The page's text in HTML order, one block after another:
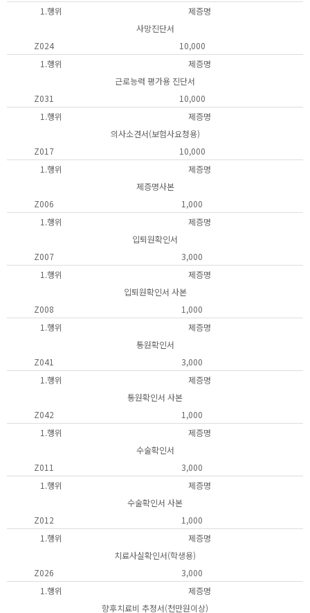
1.행위
제증명
사망진단서
Z024
10,000
1.행위
제증명
근로능력 평가용 진단서
Z031
10,000
1.행위
제증명
의사소견서(보험사요청용)
Z017
10,000
1.행위
제증명
제증명사본
Z006
1,000
1.행위
제증명
입퇴원확인서
Z007
3,000
1.행위
제증명
입퇴원확인서 사본
Z008
1,000
1.행위
제증명
통원확인서
Z041
3,000
1.행위
제증명
통원확인서 사본
Z042
1,000
1.행위
제증명
수술확인서
Z011
3,000
1.행위
제증명
수술확인서 사본
Z012
1,000
1.행위
제증명
치료사실확인서(학생용)
Z026
3,000
1.행위
제증명
향후치료비 추정서(천만원이상)